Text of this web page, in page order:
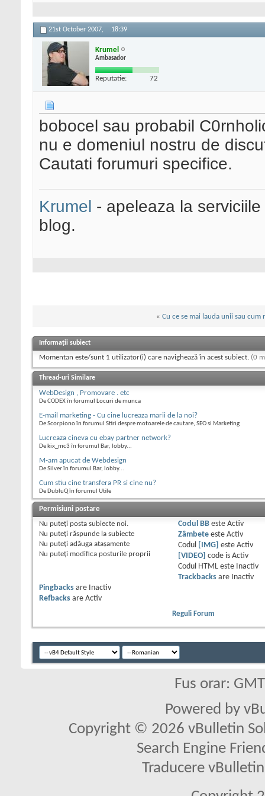
21st October 2007, 18:39
Krumel
Ambasador
Reputatie: 72
bobocel sau probabil
nu e domeniul nostru de
Cautati forumuri specifice.
Krumel - apeleaza la
blog.
« Cu ce se mai lauda unii sau cum
Informații subiect
Momentan este/sunt 1 utilizator(i) care navighează în acest subiect. (0
Thread-uri Similare
WebDesign , Promovare . etc
De CODEX în forumul Locuri de munca
E-mail marketing - Cu cine lucreaza marii de la noi?
De Scorpiono în forumul Stiri despre motoarele de cautare, SEO si Marketing
Lucreaza cineva cu ebay partner network?
De kix_mc3 în forumul Bar, lobby...
M-am apucat de Webdesign
De Silver în forumul Bar, lobby...
Cum stiu cine transfera PR si cine nu?
De DubluQ în forumul Utile
Permisiuni postare
Nu puteţi posta subiecte noi.
Nu puteţi răspunde la subiecte
Nu puteţi adăuga ataşamente
Nu puteţi modifica posturile proprii
Codul BBeste Activ
Zâmbeteeste Activ
Codul
[IMG] este Activ
[VIDEO]
code is Activ
Codul HTML este
Inactiv
Trackbacksare
Inactiv
Pingbacks are
Inactiv
Refbacks are Activ
Reguli Forum
Fus orar:
Powered by
Copyright © 2026 vBulletin
Search Engine
Traducere